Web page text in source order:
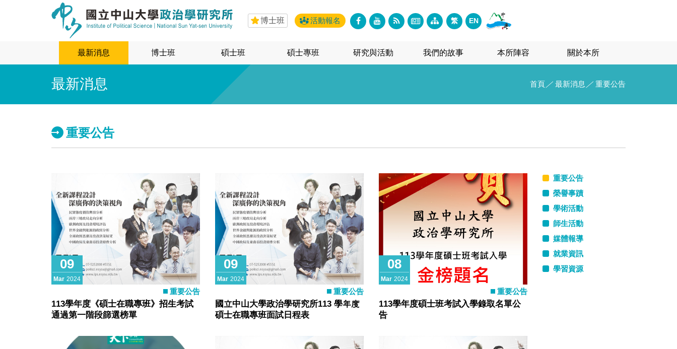
博士班 活動報名 繁 EN
最新消息 博士班 碩士班 碩士專班 研究與活動 我們的故事 本所陣容 關於本所
最新消息 首頁 ／ 最新消息 ／ 重要公告
重要公告
09
Mar 2024
重要公告
113學年度《碩士在職專班》招生考試
通過第一階段篩選榜單
09
Mar 2024
重要公告
國立中山大學政治學研究所113 學年度
碩士在職專班面試日程表
08
Mar 2024
重要公告
113學年度碩士班考試入學錄取名單公
告
重要公告
榮譽事蹟
學術活動
師生活動
媒體報導
就業資訊
學習資源